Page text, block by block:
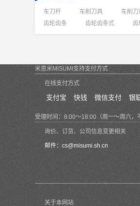
车刀杆 车削刀具 车削刀
齿轮齿条
齿轮齿条式 齿
米思米MISUMI支持支付方式
在线支付方式
支付宝 快钱 微信支付 银
受理时间：8:00～18:00（周一～周六，
询价、订货、公司信息变更相关
邮件： cs@misumi.sh.cn
关于本网站